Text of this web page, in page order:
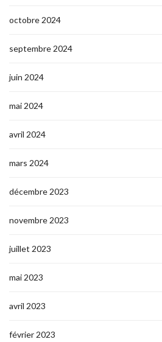
octobre 2024
septembre 2024
juin 2024
mai 2024
avril 2024
mars 2024
décembre 2023
novembre 2023
juillet 2023
mai 2023
avril 2023
février 2023